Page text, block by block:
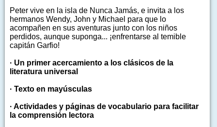
Peter vive en la isla de Nunca Jamás, e invita a los
hermanos Wendy, John y Michael para que lo
acompañen en sus aventuras junto con los niños
perdidos, aunque suponga... ¡enfrentarse al temible
capitán Garfio!
· Un primer acercamiento a los clásicos de la
literatura universal
· Texto en mayúsculas
· Actividades y páginas de vocabulario para facilitar
la comprensión lectora